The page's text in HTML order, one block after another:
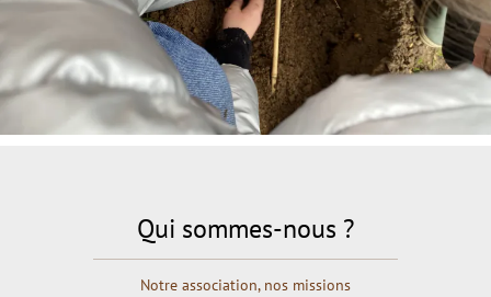
Qui sommes-nous ?
Notre association, nos missions